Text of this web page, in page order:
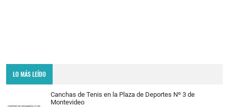
LO MÁS LEÍDO
Canchas de Tenis en la Plaza de Deportes Nº 3 de
Montevideo